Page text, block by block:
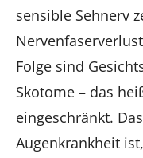
sensible Sehnerv
Folge sind
Skotome – das
eingeschränkt.
Augenkrankheit